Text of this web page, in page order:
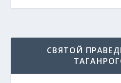
СВЯТОЙ